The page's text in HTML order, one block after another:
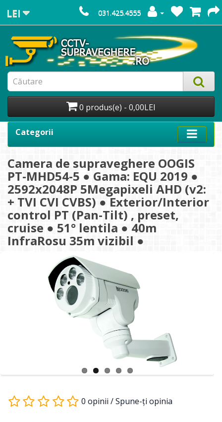
LEI 031.425.4555
0 produs(e) - 0,00LEI
Categorii
Camera de supraveghere OOGIS
PT-MHD54-5 ● Gama: EQU 2019 ●
2592x2048P 5Megapixeli AHD (v2:
+ TVI CVI CVBS) ● Exterior/Interior
control PT (Pan-Tilt) , preset,
cruise ● 51° lentila ● 40m
InfraRosu 35m vizibil ●
0 opinii /Spune-ţi opinia